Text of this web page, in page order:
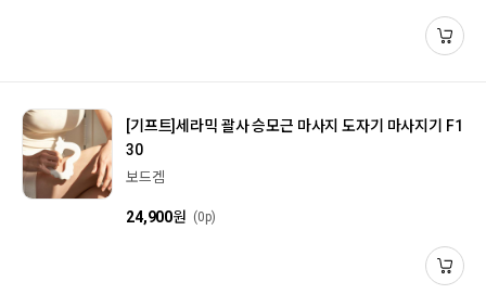
[기프트]세라믹 괄사 승모근 마사지 도자기 마사지기 F1
30
보드겜
24,900원 (0p)